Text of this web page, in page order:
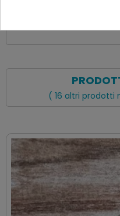
( 16 altri prodotti